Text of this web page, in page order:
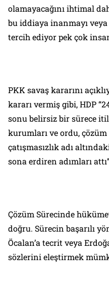
olamayacağını ihtimal
bu iddiaya inanmayı
tercih ediyor pek çok
PKK savaş kararını
kararı vermiş gibi, HDP
sonu belirsiz bir sürece
kurumları ve ordu, çözüm
çatışmasızlık adı
sona erdiren adımları
Çözüm Sürecinde
doğru. Sürecin başarılı
Öcalan’a tecrit veya
sözlerini eleştirmek